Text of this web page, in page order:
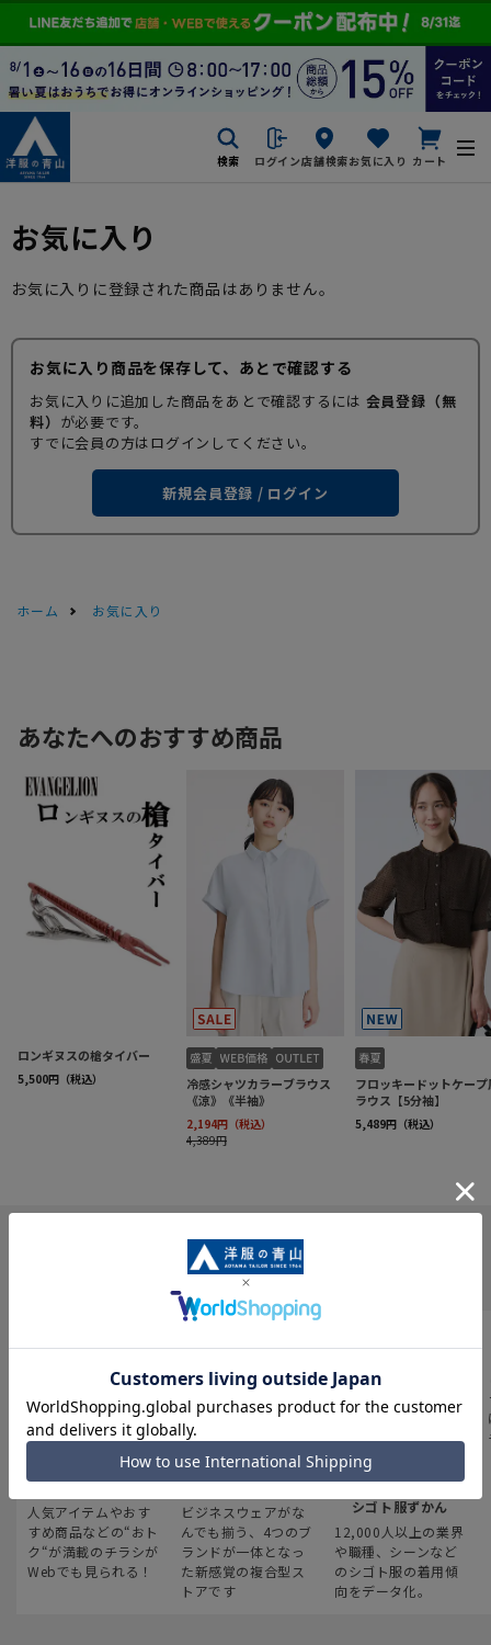
検索 ログイン店舗検索お気に入り カート
お気に入り
お気に入りに登録された商品はありません。
お気に入り商品を保存して、あとで確認する
お気に入りに追加した商品をあとで確認するには 会員登録（無
料） が必要です。
すでに会員の方はログインしてください。
新規会員登録 / ログイン
ホーム お気に入り
INFORMATION
最新のお買い得情報
人気アイテムやおす
すめ商品などの“おト
ク“が満載のチラシが
Webでも見られる！
スーツスクエア
ビジネスウェアがな
んでも揃う、4つのブ
ランドが一体となっ
た新感覚の複合型ス
トアです
みんなの
シゴト服ずかん
12,000人以上の業界
や職種、シーンなど
のシゴト服の着用傾
向をデータ化。